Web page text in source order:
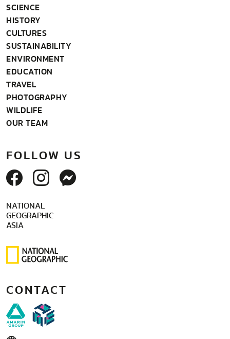
SCIENCE
HISTORY
CULTURES
SUSTAINABILITY
ENVIRONMENT
EDUCATION
TRAVEL
PHOTOGRAPHY
WILDLIFE
OUR TEAM
FOLLOW US
NATIONAL
GEOGRAPHIC
ASIA
CONTACT